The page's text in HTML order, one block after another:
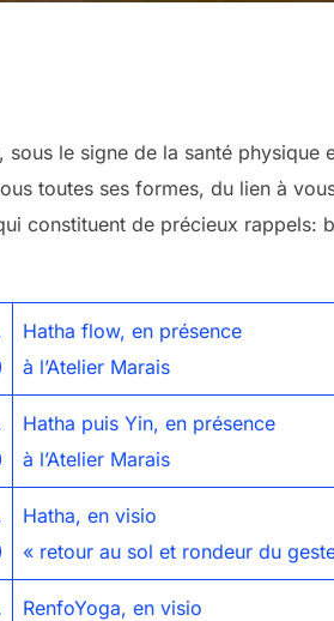
le signe de la santé physique
toutes ses formes, du lien à
constituent de précieux rappels:
Hatha flow, en présence
à l’Atelier Marais
Hatha puis Yin, en présence
à l’Atelier Marais
Hatha, en visio
« retour au sol et rondeur du
RenfoYoga, en visio